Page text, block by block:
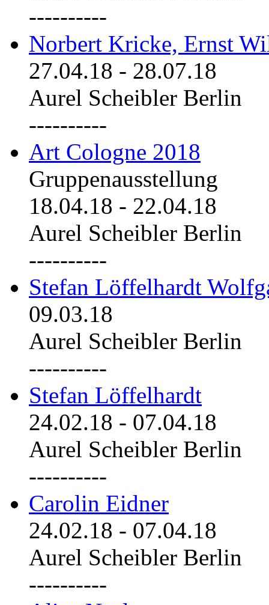
----------
Norbert Kricke, Ernst
27.04.18 - 28.07.18
Aurel Scheibler Berlin
----------
Art Cologne 2018
Gruppenausstellung
18.04.18 - 22.04.18
Aurel Scheibler Berlin
----------
Stefan Löffelhardt
09.03.18
Aurel Scheibler Berlin
----------
Stefan Löffelhardt
24.02.18 - 07.04.18
Aurel Scheibler Berlin
----------
Carolin Eidner
24.02.18 - 07.04.18
Aurel Scheibler Berlin
----------